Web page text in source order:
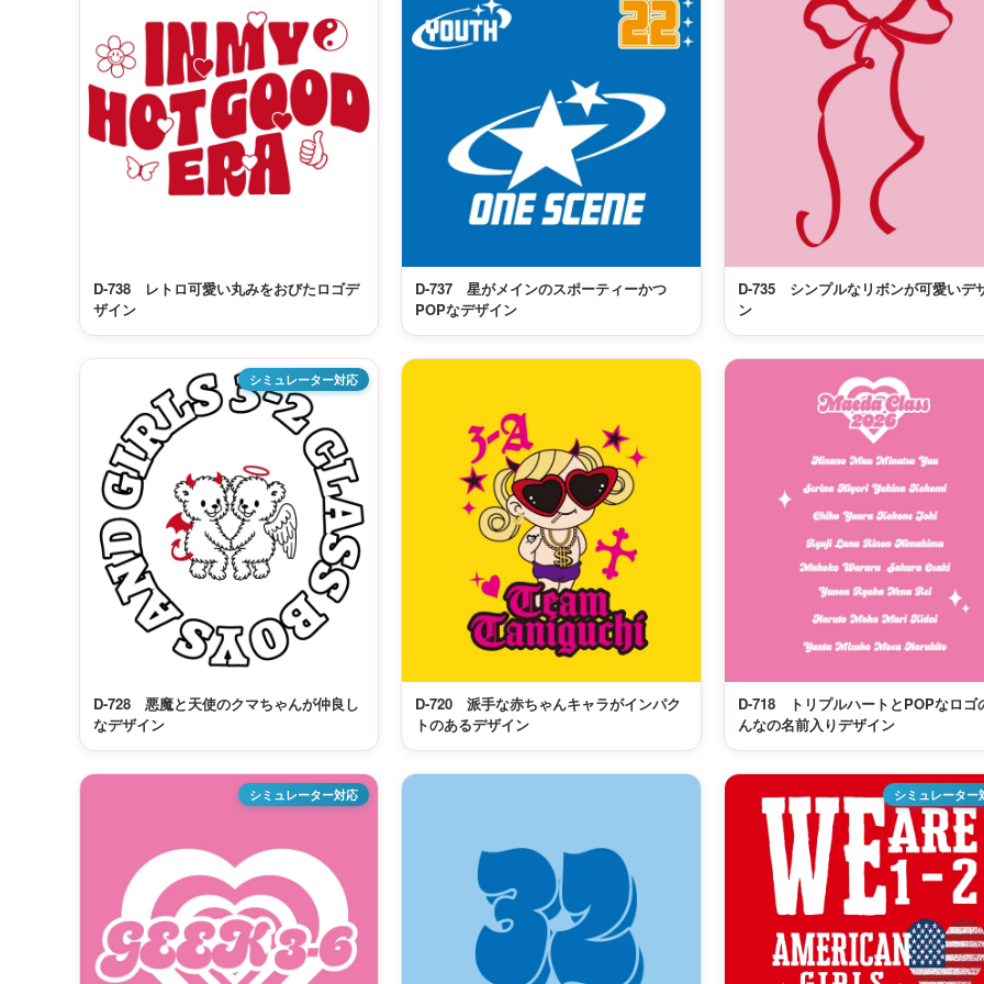
D-738 レトロ可愛い丸みをおびたロゴデ
ザイン
D-737 星がメインのスポーティーかつ
POPなデザイン
D-735 シンプルなリボンが可愛いデ
ン
シミュレーター対応
D-728 悪魔と天使のクマちゃんが仲良し
なデザイン
D-720 派手な赤ちゃんキャラがインパク
トのあるデザイン
D-718 トリプルハートとPOPなロゴ
んなの名前入りデザイン
シミュレーター対応 シミュレーター